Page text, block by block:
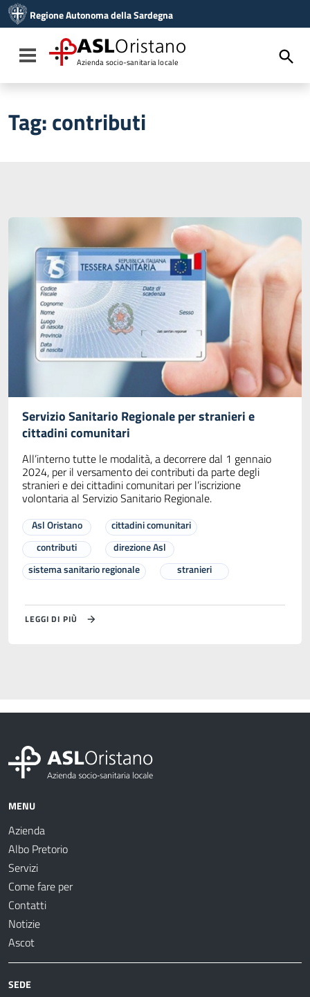
Vai al menu di navigazione
Vai al footer
Regione Autonoma della Sardegna
Toggle navigation
ASLOristano
Azienda socio-sanitaria locale
Tag:contributi
Servizio Sanitario Regionale per stranieri e
cittadini comunitari
All’interno tutte le modalità, a decorrere dal 1 gennaio
2024, per il versamento dei contributi da parte degli
stranieri e dei cittadini comunitari per l’iscrizione
volontaria al Servizio Sanitario Regionale.
Asl Oristano
cittadini comunitari
contributi
direzione Asl
sistema sanitario regionale
stranieri
LEGGI DI PIÙ
MENU
Azienda
Albo Pretorio
Servizi
Come fare per
Contatti
Notizie
Ascot
SEDE